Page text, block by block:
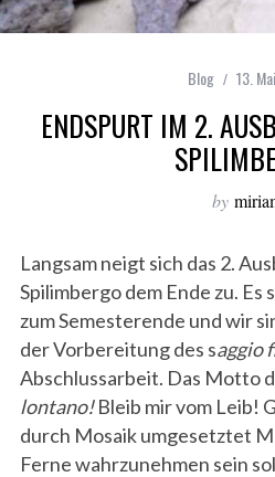
Blog 13.
ENDSPURT IM 2.
by
Langsam neigt sich das 2. Ausbildungsjahr hier in
Spilimbergo dem Ende zu. Es
zum Semesterende und wir
der Vorbereitung des saggio
Abschlussarbeit. Das Motto
lontano!Bleib mir vom Leib!
durch Mosaik umgesetztet
Ferne wahrzunehmen sein